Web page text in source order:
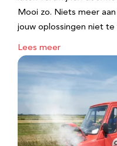
Mooi zo. Niets meer
jouw oplossingen niet
Lees meer